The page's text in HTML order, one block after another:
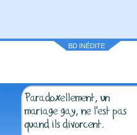
BD INÉDITE